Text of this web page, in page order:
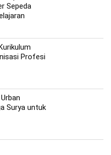
Sepeda
Profesi
Surya untuk